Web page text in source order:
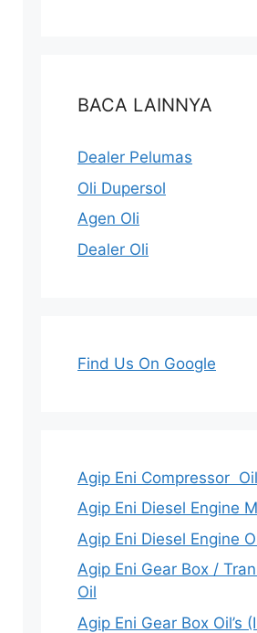
BACA LAINNYA
Dealer Pelumas
Oli Dupersol
Agen Oli
Dealer Oli
Find Us On Google
Agip Eni Compressor Oil
Agip Eni Diesel Engine
Agip Eni Diesel Engine
Agip Eni Gear Box /
Oil
Agip Eni Gear Box Oil’s